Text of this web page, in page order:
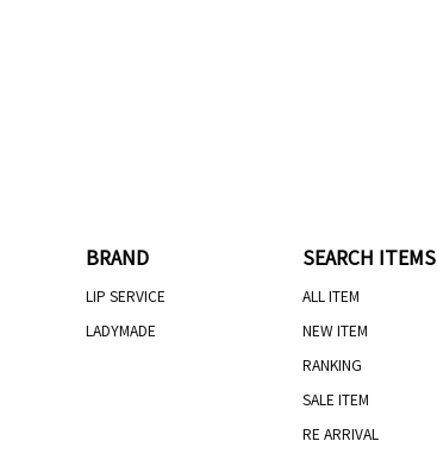
BRAND
LIP SERVICE
LADYMADE
SEARCH ITEMS
ALL ITEM
NEW ITEM
RANKING
SALE ITEM
RE ARRIVAL